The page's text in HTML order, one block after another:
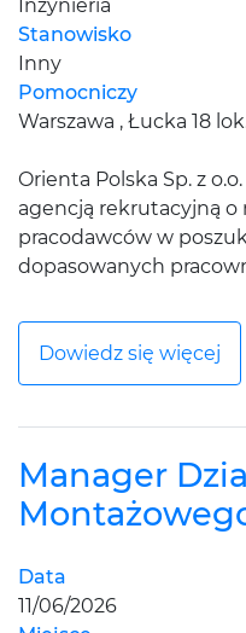
Inżynieria
Stanowisko
Inny
Pomocniczy
Warszawa , Łucka 18
Orienta Polska Sp. z
agencją rekrutacyjną o
pracodawców w
dopasowanych
Dowiedz się więcej
Manager
Data
11/06/2026